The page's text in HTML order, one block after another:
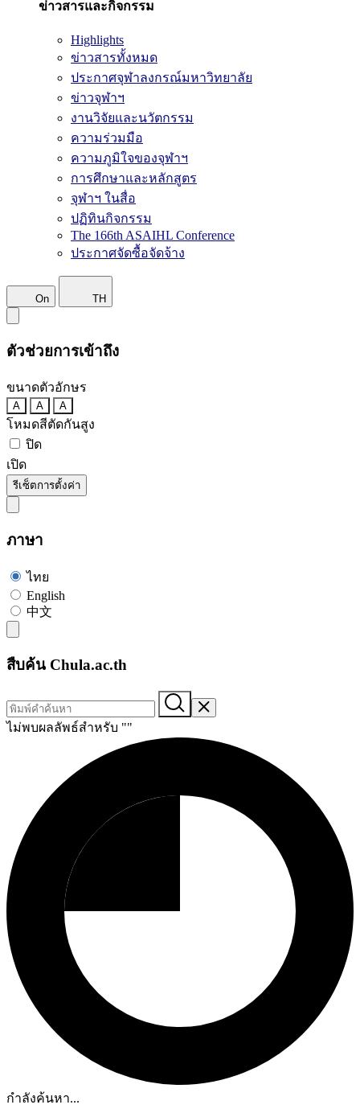
ข่าวสารและกิจกรรม
Highlights
ข่าวสารทั้งหมด
ประกาศจุฬาลงกรณ์มหาวิทยาลัย
ข่าวจุฬาฯ
งานวิจัยและนวัตกรรม
ความร่วมมือ
ความภูมิใจของจุฬาฯ
การศึกษาและหลักสูตร
จุฬาฯ ในสื่อ
ปฏิทินกิจกรรม
The 166th ASAIHL Conference
ประกาศจัดซื้อจัดจ้าง
On TH
ตัวช่วยการเข้าถึง
ขนาดตัวอักษร
A A A
โหมดสีตัดกันสูง
ปิด
เปิด
รีเซ็ตการตั้งค่า
ภาษา
ไทย
English
中文
สืบค้น Chula.ac.th
ไม่พบผลลัพธ์สำหรับ ""
กำลังค้นหา...